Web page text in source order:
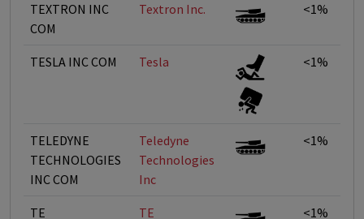
TEXTRON INC
COM
Textron Inc. <1%
TESLA INC COM Tesla <1%
TELEDYNE
TECHNOLOGIES
INC COM
Teledyne
Technologies
Inc
<1%
TE TE <1%